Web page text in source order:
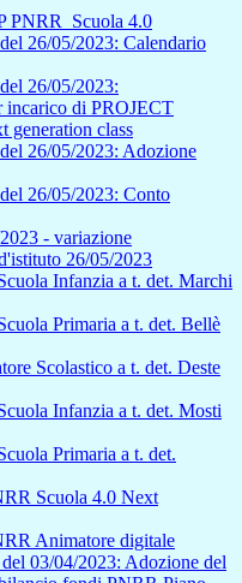
PNRR_Scuola 4.0
26/05/2023: Calendario
26/05/2023:
incarico di PROJECT
class
26/05/2023: Adozione
26/05/2023: Conto
- variazione
26/05/2023
Infanzia a t. det. Marchi
Primaria a t. det. Bellè
Scolastico a t. det. Deste
Infanzia a t. det. Mosti
Primaria a t. det.
Scuola 4.0 Next
Animatore digitale
03/04/2023: Adozione del